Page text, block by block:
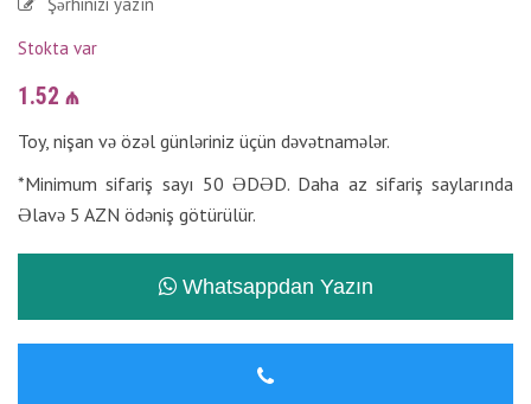
Stokta var
1.52 ₼
Toy, nişan və özəl günləriniz üçün dəvətnamələr.
*Minimum sifariş sayı 50 ƏDƏD. Daha az sifariş saylarında
Əlavə 5 AZN ödəniş götürülür.
Whatsappdan Yazın